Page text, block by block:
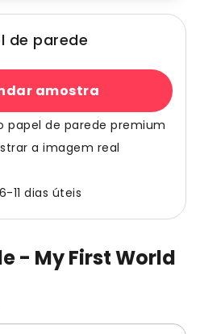
- My First World
de parede
amostra
papel de parede premium
a imagem real
11 dias úteis